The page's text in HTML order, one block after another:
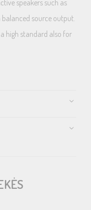
speakers such as
source output.
high standard also for
plated for a long